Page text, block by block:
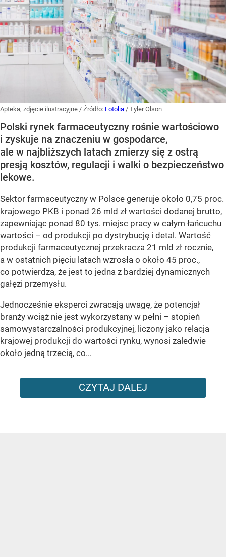
Apteka, zdjęcie ilustracyjne / Źródło: Fotolia / Tyler Olson
Polski rynek farmaceutyczny rośnie wartościowo
i zyskuje na znaczeniu w gospodarce,
ale w najbliższych latach zmierzy się z ostrą
presją kosztów, regulacji i walki o bezpieczeństwo
lekowe.
Sektor farmaceutyczny w Polsce generuje około 0,75 proc.
krajowego PKB i ponad 26 mld zł wartości dodanej brutto,
zapewniając ponad 80 tys. miejsc pracy w całym łańcuchu
wartości – od produkcji po dystrybucję i detal. Wartość
produkcji farmaceutycznej przekracza 21 mld zł rocznie,
a w ostatnich pięciu latach wzrosła o około 45 proc.,
co potwierdza, że jest to jedna z bardziej dynamicznych
gałęzi przemysłu.
Jednocześnie eksperci zwracają uwagę, że potencjał
branży wciąż nie jest wykorzystany w pełni – stopień
samowystarczalności produkcyjnej, liczony jako relacja
krajowej produkcji do wartości rynku, wynosi zaledwie
około jedną trzecią, co...
CZYTAJ DALEJ